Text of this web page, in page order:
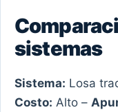
sistemas
Sistema: Losa
Costo: Alto –